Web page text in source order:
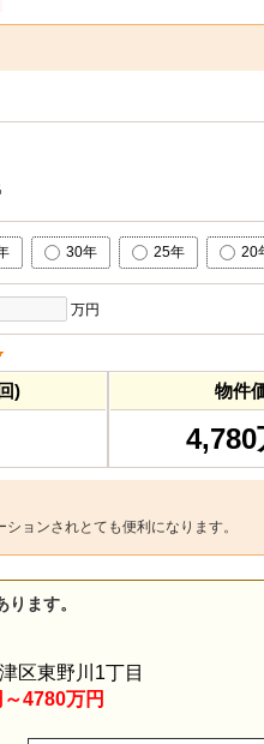
30年 25年 20
万円
) 物件
4,780
ョンされとても便利になります。
ます。
区東野川1丁目
4780万円